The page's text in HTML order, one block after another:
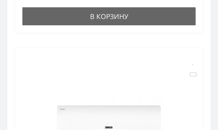
В КОРЗИНУ